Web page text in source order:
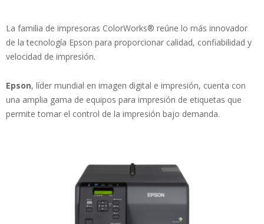
La familia de impresoras ColorWorks® reúne lo más innovador
de la tecnología Epson para proporcionar calidad, confiabilidad y
velocidad de impresión.
Epson, líder mundial en imagen digital e impresión, cuenta con
una amplia gama de equipos para impresión de etiquetas que
permite tomar el control de la impresión bajo demanda.